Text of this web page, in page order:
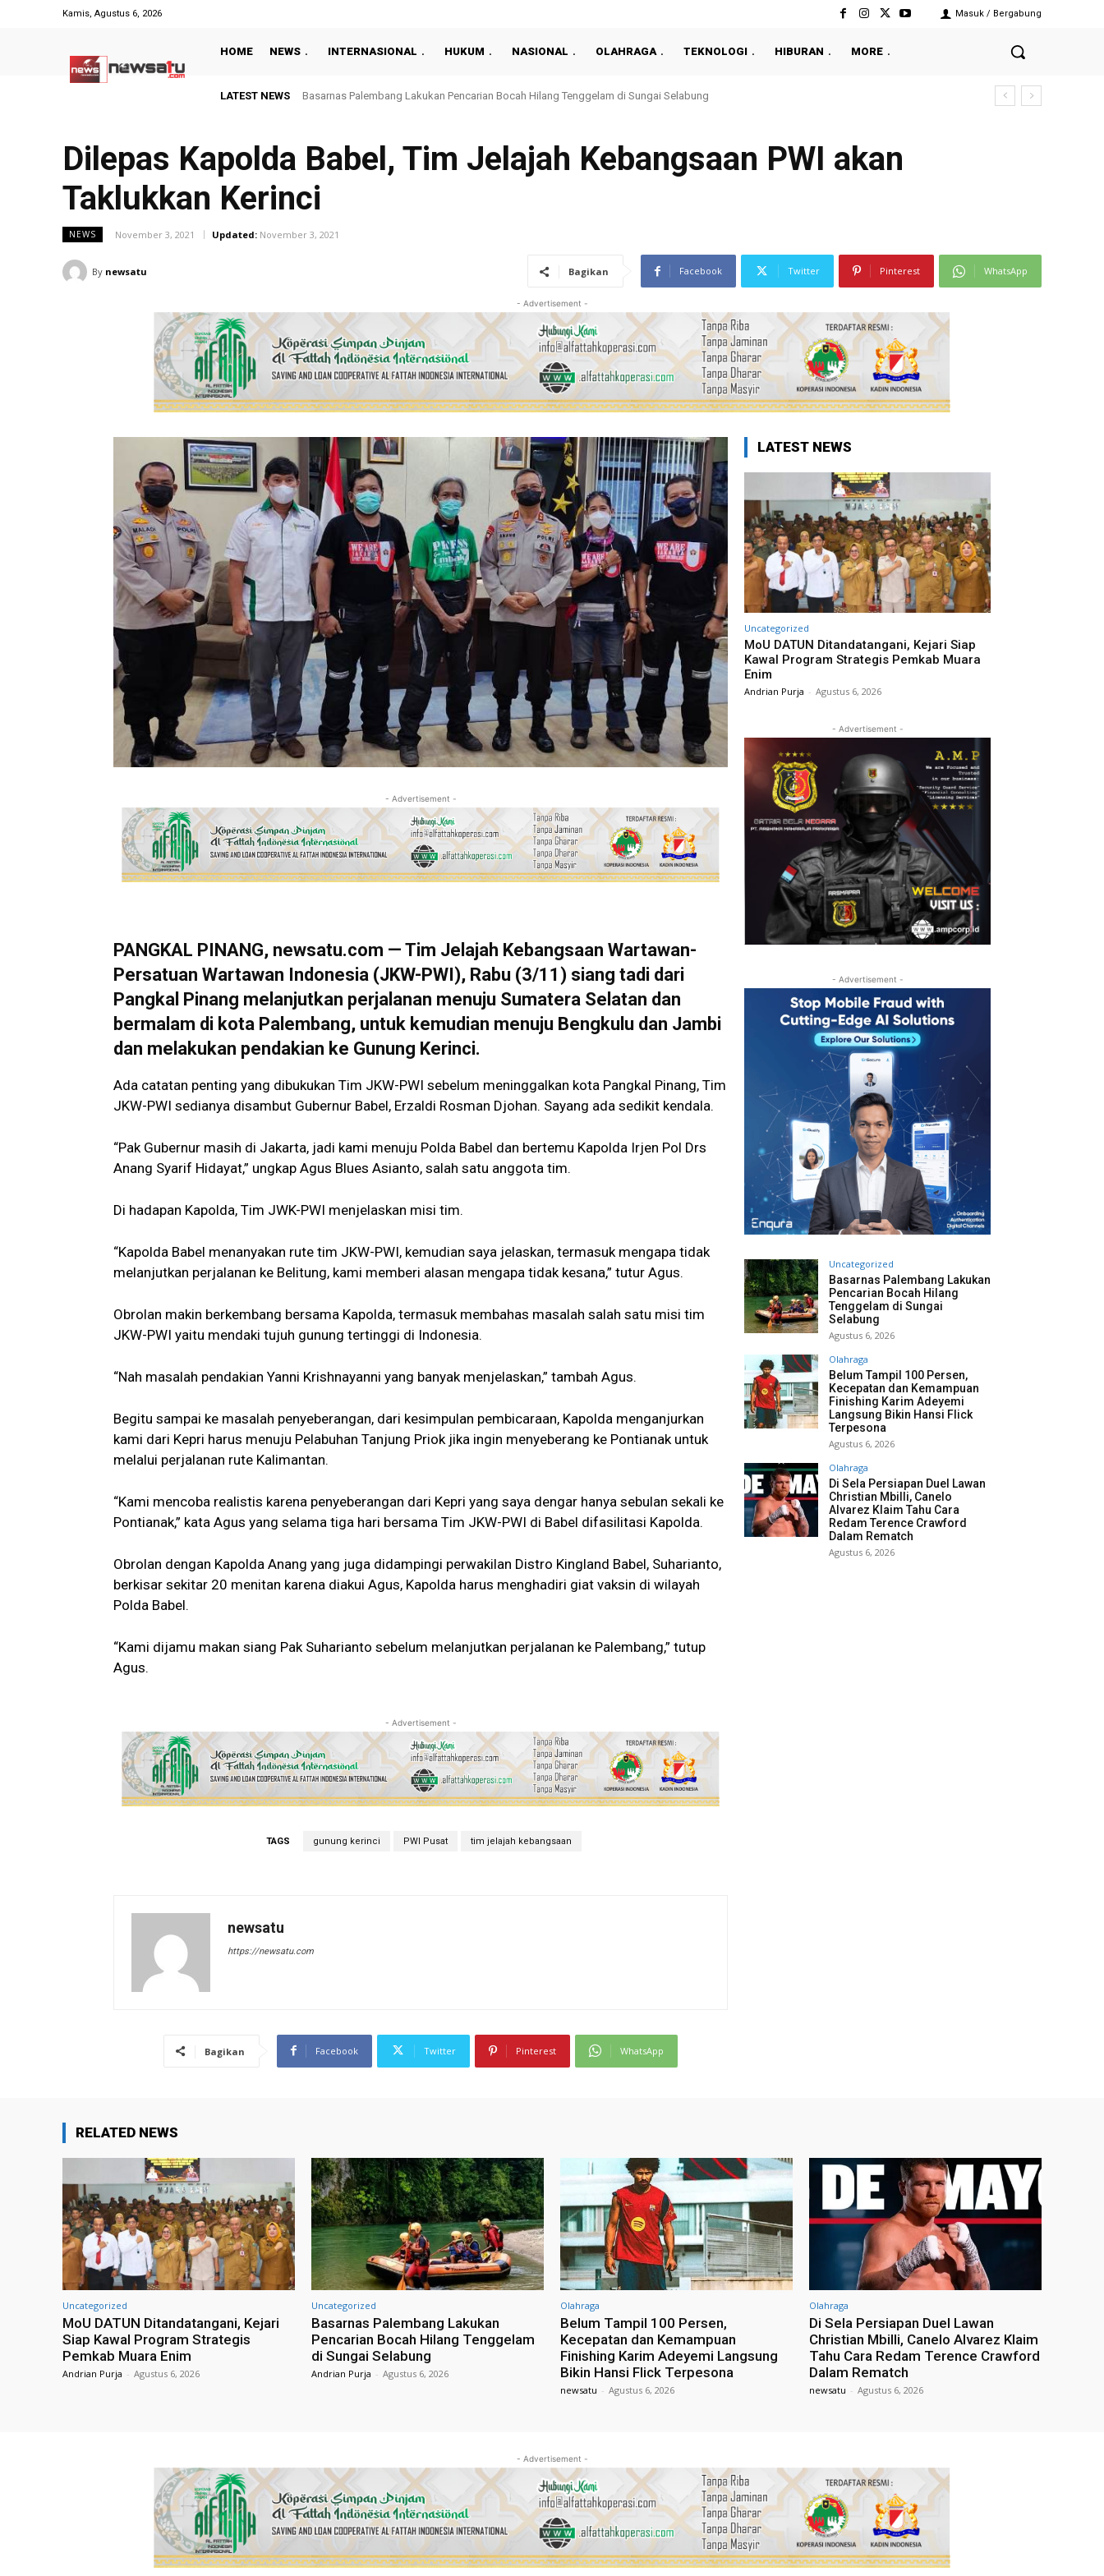
Kamis, Agustus 6, 2026 Masuk / Bergabung
HOME NEWS INTERNASIONAL HUKUM NASIONAL OLAHRAGA TEKNOLOGI HIBURAN MORE
LATEST NEWS Belum Tampil 100 Persen, Kecepatan dan Kemampuan Finishing Karim Adeyemi Langsung Bikin Hansi Flick Terpesona
Dilepas Kapolda Babel, Tim Jelajah Kebangsaan PWI akan
Taklukkan Kerinci
NEWS November 3, 2021 Updated: November 3, 2021
By newsatu Bagikan Facebook Twitter Pinterest WhatsApp
- Advertisement -
- Advertisement -
PANGKAL PINANG, newsatu.com — Tim Jelajah Kebangsaan Wartawan-
Persatuan Wartawan Indonesia (JKW-PWI), Rabu (3/11) siang tadi dari
Pangkal Pinang melanjutkan perjalanan menuju Sumatera Selatan dan
bermalam di kota Palembang, untuk kemudian menuju Bengkulu dan Jambi
dan melakukan pendakian ke Gunung Kerinci.
Ada catatan penting yang dibukukan Tim JKW-PWI sebelum meninggalkan kota Pangkal Pinang, Tim
JKW-PWI sedianya disambut Gubernur Babel, Erzaldi Rosman Djohan. Sayang ada sedikit kendala.
“Pak Gubernur masih di Jakarta, jadi kami menuju Polda Babel dan bertemu Kapolda Irjen Pol Drs
Anang Syarif Hidayat,” ungkap Agus Blues Asianto, salah satu anggota tim.
Di hadapan Kapolda, Tim JWK-PWI menjelaskan misi tim.
“Kapolda Babel menanyakan rute tim JKW-PWI, kemudian saya jelaskan, termasuk mengapa tidak
melanjutkan perjalanan ke Belitung, kami memberi alasan mengapa tidak kesana,” tutur Agus.
Obrolan makin berkembang bersama Kapolda, termasuk membahas masalah salah satu misi tim
JKW-PWI yaitu mendaki tujuh gunung tertinggi di Indonesia.
“Nah masalah pendakian Yanni Krishnayanni yang banyak menjelaskan,” tambah Agus.
Begitu sampai ke masalah penyeberangan, dari kesimpulan pembicaraan, Kapolda menganjurkan
kami dari Kepri harus menuju Pelabuhan Tanjung Priok jika ingin menyeberang ke Pontianak untuk
melalui perjalanan rute Kalimantan.
“Kami mencoba realistis karena penyeberangan dari Kepri yang saya dengar hanya sebulan sekali ke
Pontianak,” kata Agus yang selama tiga hari bersama Tim JKW-PWI di Babel difasilitasi Kapolda.
Obrolan dengan Kapolda Anang yang juga didampingi perwakilan Distro Kingland Babel, Suharianto,
berkisar sekitar 20 menitan karena diakui Agus, Kapolda harus menghadiri giat vaksin di wilayah
Polda Babel.
“Kami dijamu makan siang Pak Suharianto sebelum melanjutkan perjalanan ke Palembang,” tutup
Agus.
- Advertisement -
TAGS gunung kerinci PWI Pusat tim jelajah kebangsaan
newsatu
https://newsatu.com
Bagikan Facebook Twitter Pinterest WhatsApp
LATEST NEWS
Uncategorized
MoU DATUN Ditandatangani, Kejari Siap
Kawal Program Strategis Pemkab Muara
Enim
Andrian Purja - Agustus 6, 2026
- Advertisement -
- Advertisement -
Uncategorized
Basarnas Palembang Lakukan
Pencarian Bocah Hilang
Tenggelam di Sungai
Selabung
Agustus 6, 2026
Olahraga
Belum Tampil 100 Persen,
Kecepatan dan Kemampuan
Finishing Karim Adeyemi
Langsung Bikin Hansi Flick
Terpesona
Agustus 6, 2026
Olahraga
Di Sela Persiapan Duel Lawan
Christian Mbilli, Canelo
Alvarez Klaim Tahu Cara
Redam Terence Crawford
Dalam Rematch
Agustus 6, 2026
RELATED NEWS
Uncategorized
MoU DATUN Ditandatangani, Kejari
Siap Kawal Program Strategis
Pemkab Muara Enim
Andrian Purja - Agustus 6, 2026
Uncategorized
Basarnas Palembang Lakukan
Pencarian Bocah Hilang Tenggelam
di Sungai Selabung
Andrian Purja - Agustus 6, 2026
Olahraga
Belum Tampil 100 Persen,
Kecepatan dan Kemampuan
Finishing Karim Adeyemi Langsung
Bikin Hansi Flick Terpesona
newsatu - Agustus 6, 2026
Olahraga
Di Sela Persiapan Duel Lawan
Christian Mbilli, Canelo Alvarez Klaim
Tahu Cara Redam Terence Crawford
Dalam Rematch
newsatu - Agustus 6, 2026
- Advertisement -